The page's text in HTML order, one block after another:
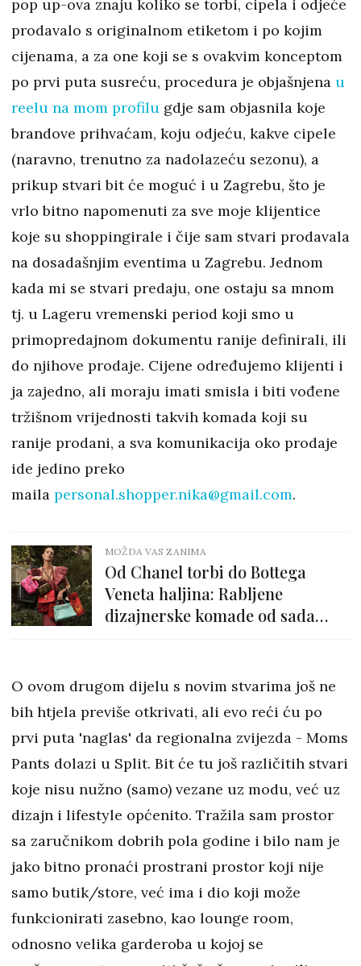
pop up-ova znaju koliko se torbi, cipela i odjeće
prodavalo s originalnom etiketom i po kojim
cijenama, a za one koji se s ovakvim konceptom
po prvi puta susreću, procedura je objašnjena u
reelu na mom profilu gdje sam objasnila koje
brandove prihvaćam, koju odjeću, kakve cipele
(naravno, trenutno za nadolazeću sezonu), a
prikup stvari bit će moguć i u Zagrebu, što je
vrlo bitno napomenuti za sve moje klijentice
koje su shoppingirale i čije sam stvari prodavala
na dosadašnjim eventima u Zagrebu. Jednom
kada mi se stvari predaju, one ostaju sa mnom
tj. u Lageru vremenski period koji smo u
primopredajnom dokumentu ranije definirali, ili
do njihove prodaje. Cijene određujemo klijenti i
ja zajedno, ali moraju imati smisla i biti vođene
tržišnom vrijednosti takvih komada koji su
ranije prodani, a sva komunikacija oko prodaje
ide jedino preko
maila personal.shopper.nika@gmail.com.
MOŽDA VAS ZANIMA
Od Chanel torbi do Bottega
Veneta haljina: Rabljene
dizajnerske komade od sada
O ovom drugom dijelu s novim stvarima još ne
bih htjela previše otkrivati, ali evo reći ću po
prvi puta 'naglas' da regionalna zvijezda - Moms
Pants dolazi u Split. Bit će tu još različitih stvari
koje nisu nužno (samo) vezane uz modu, već uz
dizajn i lifestyle općenito. Tražila sam prostor
sa zaručnikom dobrih pola godine i bilo nam je
jako bitno pronaći prostrani prostor koji nije
samo butik/store, već ima i dio koji može
funkcionirati zasebno, kao lounge room,
odnosno velika garderoba u kojoj se